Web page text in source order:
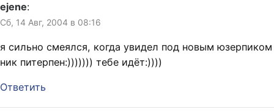
ejene:
Сб, 14 Авг, 2004 в 08:16
я сильно смеялся, когда увидел под новым юзерпиком
ник питерпен:))))))) тебе идёт:))))
Ответить